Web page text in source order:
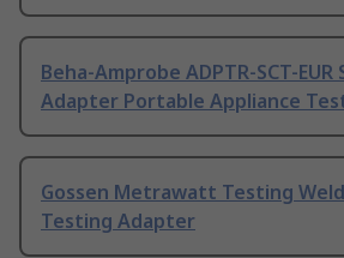
Beha-Amprobe ADPTR-SCT-
Adapter Portable Appliance
Gossen Metrawatt Testing
Testing Adapter